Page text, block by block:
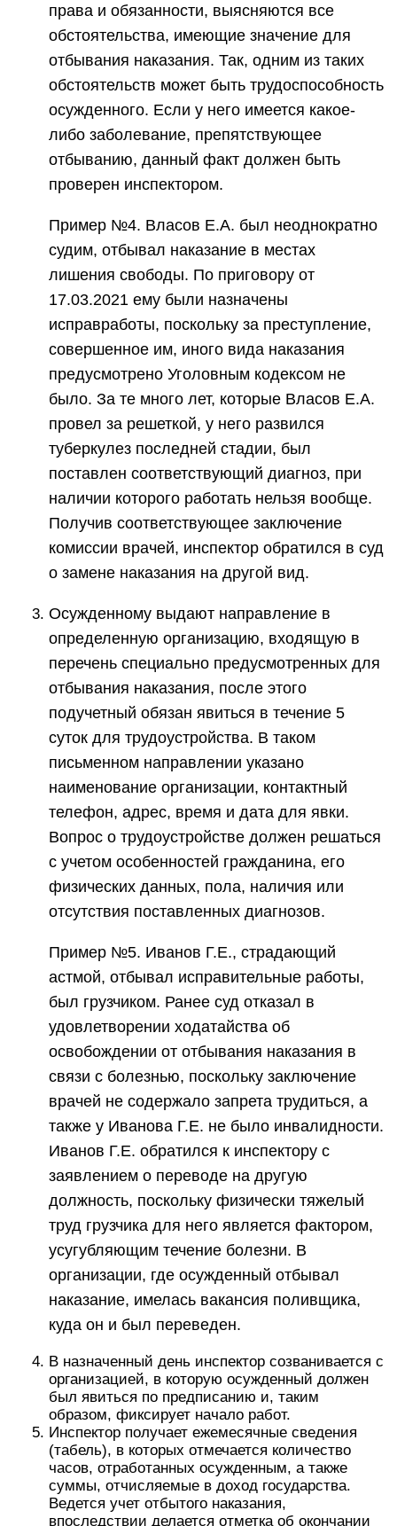
права и обязанности, выясняются все
обстоятельства, имеющие значение для
отбывания наказания. Так, одним из таких
обстоятельств может быть трудоспособность
осужденного. Если у него имеется какое-
либо заболевание, препятствующее
отбыванию, данный факт должен быть
проверен инспектором.
Пример №4. Власов Е.А. был неоднократно
судим, отбывал наказание в местах
лишения свободы. По приговору от
17.03.2021 ему были назначены
исправработы, поскольку за преступление,
совершенное им, иного вида наказания
предусмотрено Уголовным кодексом не
было. За те много лет, которые Власов Е.А.
провел за решеткой, у него развился
туберкулез последней стадии, был
поставлен соответствующий диагноз, при
наличии которого работать нельзя вообще.
Получив соответствующее заключение
комиссии врачей, инспектор обратился в суд
о замене наказания на другой вид.
Осужденному выдают направление в
определенную организацию, входящую в
перечень специально предусмотренных для
отбывания наказания, после этого
подучетный обязан явиться в течение 5
суток для трудоустройства. В таком
письменном направлении указано
наименование организации, контактный
телефон, адрес, время и дата для явки.
Вопрос о трудоустройстве должен решаться
с учетом особенностей гражданина, его
физических данных, пола, наличия или
отсутствия поставленных диагнозов.
Пример №5. Иванов Г.Е., страдающий
астмой, отбывал исправительные работы,
был грузчиком. Ранее суд отказал в
удовлетворении ходатайства об
освобождении от отбывания наказания в
связи с болезнью, поскольку заключение
врачей не содержало запрета трудиться, а
также у Иванова Г.Е. не было инвалидности.
Иванов Г.Е. обратился к инспектору с
заявлением о переводе на другую
должность, поскольку физически тяжелый
труд грузчика для него является фактором,
усугубляющим течение болезни. В
организации, где осужденный отбывал
наказание, имелась вакансия поливщика,
куда он и был переведен.
В назначенный день инспектор созванивается с
организацией, в которую осужденный должен
был явиться по предписанию и, таким
образом, фиксирует начало работ.
Инспектор получает ежемесячные сведения
(табель), в которых отмечается количество
часов, отработанных осужденным, а также
суммы, отчисляемые в доход государства.
Ведется учет отбытого наказания,
впоследствии делается отметка об окончании